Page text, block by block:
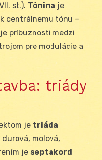
st.). Tónina je
centrálnemu tónu –
príbuznosti medzi
pre modulácie a
triády
je triáda
molová,
je septakord